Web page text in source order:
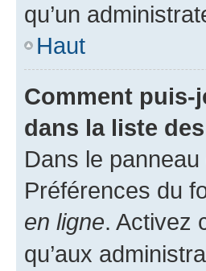
qu’un
Haut
Comment puis-
dans la liste
Dans le
Préférences du
en ligne. Activez
qu’aux